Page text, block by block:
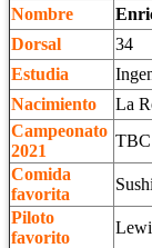
Nombre
Dorsal
34
Estudia
Nacimiento
La
Campeonato
2021
TBC
Comida
favorita
Sushi
Piloto
favorito